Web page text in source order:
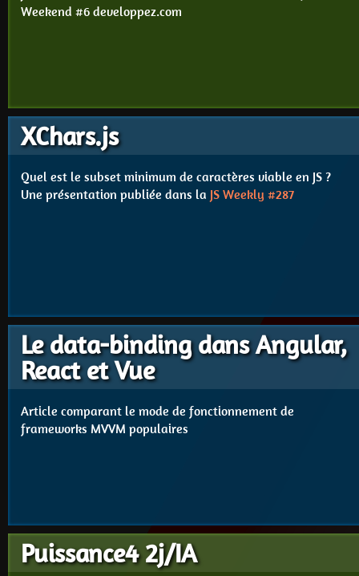
Weekend #6 developpez.com
XChars.js
Quel est le subset minimum de caractères viable en JS ?
Une présentation publiée dans la JS Weekly #287
Le data-binding dans Angular,
React et Vue
Article comparant le mode de fonctionnement de
frameworks MVVM populaires
Puissance4 2j/IA